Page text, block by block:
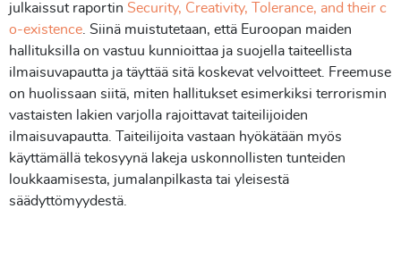
julkaissut raportin Security, Creativity, Tolerance, and their c
o-existence . Siinä muistutetaan, että Euroopan maiden
hallituksilla on vastuu kunnioittaa ja suojella taiteellista
ilmaisuvapautta ja täyttää sitä koskevat velvoitteet. Freemuse
on huolissaan siitä, miten hallitukset esimerkiksi terrorismin
vastaisten lakien varjolla rajoittavat taiteilijoiden
ilmaisuvapautta. Taiteilijoita vastaan hyökätään myös
käyttämällä tekosyynä lakeja uskonnollisten tunteiden
loukkaamisesta, jumalanpilkasta tai yleisestä
säädyttömyydestä.